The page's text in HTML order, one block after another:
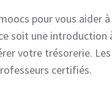
pour vous aider
soit une
votre trésorerie.
certifiés.